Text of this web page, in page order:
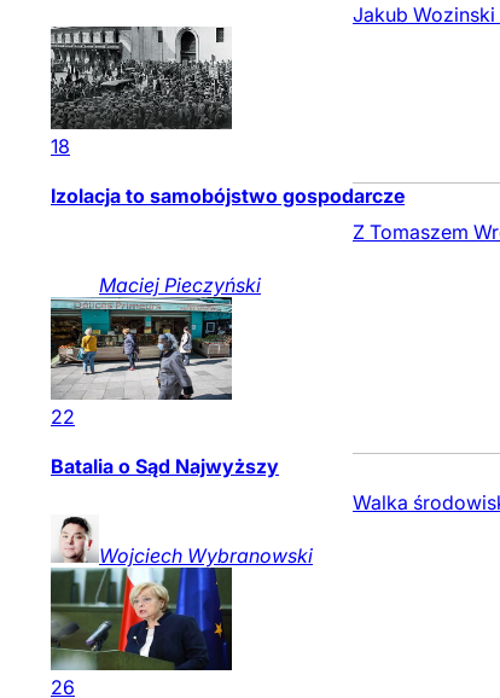
Jakub
18
Izolacja to samobójstwo gospodarcze
Z Tomaszem
Maciej Pieczyński
22
Batalia o Sąd Najwyższy
Walka
Wojciech Wybranowski
26